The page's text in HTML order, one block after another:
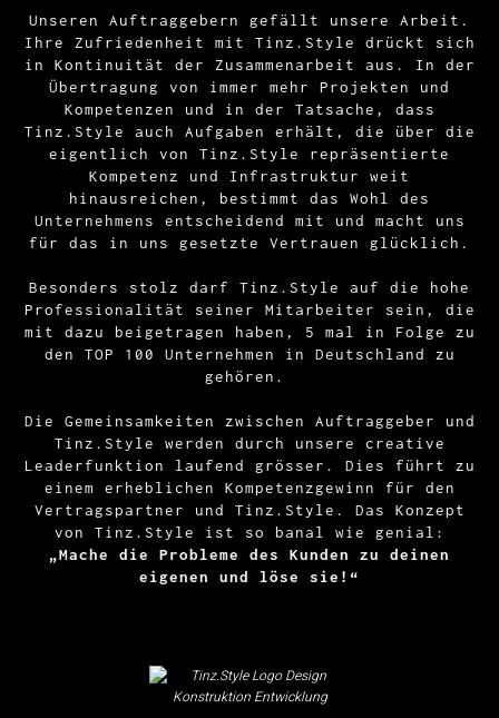
Unseren Auftraggebern gefällt unsere Arbeit.
Ihre Zufriedenheit mit Tinz.Style drückt sich
in Kontinuität der Zusammenarbeit aus. In der
Übertragung von immer mehr Projekten und
Kompetenzen und in der Tatsache, dass
Tinz.Style auch Aufgaben erhält, die über die
eigentlich von Tinz.Style repräsentierte
Kompetenz und Infrastruktur weit
hinausreichen, bestimmt das Wohl des
Unternehmens entscheidend mit und macht uns
für das in uns gesetzte Vertrauen glücklich.
Besonders stolz darf Tinz.Style auf die hohe
Professionalität seiner Mitarbeiter sein, die
mit dazu beigetragen haben, 5 mal in Folge zu
den TOP 100 Unternehmen in Deutschland zu
gehören.
Die Gemeinsamkeiten zwischen Auftraggeber und
Tinz.Style werden durch unsere creative
Leaderfunktion laufend grösser. Dies führt zu
einem erheblichen Kompetenzgewinn für den
Vertragspartner und Tinz.Style. Das Konzept
von Tinz.Style ist so banal wie genial:
„Mache die Probleme des Kunden zu deinen
eigenen und löse sie!“